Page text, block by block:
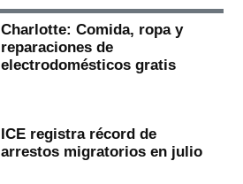
Charlotte: Comida, ropa y
reparaciones de
electrodomésticos gratis
ICE registra récord de
arrestos migratorios en julio